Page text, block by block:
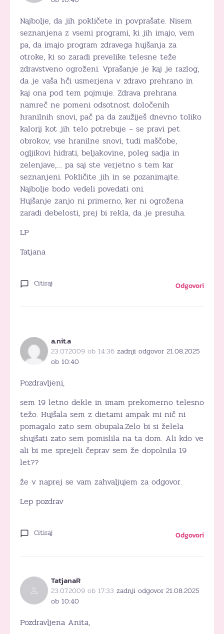
Najbolje, da jih pokličete in povprašate. Nisem
seznanjena z vsemi programi, ki jih imajo, vem
pa, da imajo program zdravega hujšanja za
otroke, ki so zaradi prevelike telesne teže
zdravstveno ogroženi. Vprašanje je kaj je razlog,
da je vaša hči usmerjena v zdravo prehrano in
kaj ona pod tem pojmuje. Zdrava prehrana
namreč ne pomeni odsotnost določenih
hranilnih snovi, pač pa da zaužiješ dnevno toliko
kalorij kot jih telo potrebuje – se pravi pet
obrokov, vse hranilne snovi, tudi maščobe,
ogljikovi hidrati, beljakovine, poleg sadja in
zelenjave,… pa saj ste verjetno s tem kar
seznanjeni. Pokličite jih in se pozanimajte.
Najbolje bodo vedeli povedati oni.
Hujšanje zanjo ni primerno, ker ni ogrožena
zaradi debelosti, prej bi rekla, da je presuha.
LP
Tatjana
Citiraj Odgovori
a.nit.a
23.07.2009 ob 14:36 zadnji odgovor 21.08.2025
ob 10:40
Pozdravljeni,
sem 19 letno dekle in imam prekomerno telesno
težo. Hujšala sem z dietami ampak mi nič ni
pomagalo zato sem obupala.Zelo bi si želela
shujšati zato sem pomislila na ta dom. Ali kdo ve
ali bi me sprejeli čeprav sem že dopolnila 19
let??
že v naprej se vam zahvaljujem za odgovor.
Lep pozdrav
Citiraj Odgovori
TatjanaR
23.07.2009 ob 17:33 zadnji odgovor 21.08.2025
ob 10:40
Pozdravljena Anita,